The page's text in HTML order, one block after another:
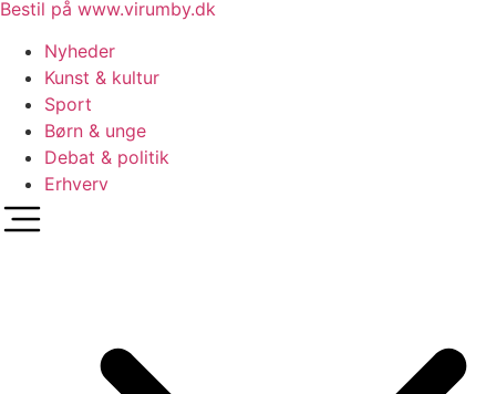
Bestil på www.virumby.dk
Nyheder
Kunst & kultur
Sport
Børn & unge
Debat & politik
Erhverv